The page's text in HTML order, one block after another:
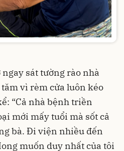
sát tường rào nhà
vì rèm cửa luôn kéo
“Cả nhà bệnh triền
mới mấy tuổi mà sốt cả
bà. Đi viện nhiều đến
muốn duy nhất của tôi